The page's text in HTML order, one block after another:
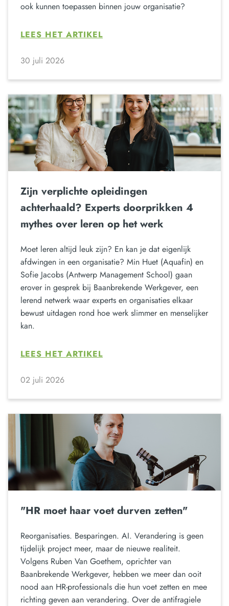
ook kunnen toepassen binnen jouw organisatie?
LEES HET ARTIKEL
30 juli 2026
Zijn verplichte opleidingen
achterhaald? Experts doorprikken 4
mythes over leren op het werk
Moet leren altijd leuk zijn? En kan je dat eigenlijk
afdwingen in een organisatie? Min Huet (Aquafin) en
Sofie Jacobs (Antwerp Management School) gaan
erover in gesprek bij Baanbrekende Werkgever, een
lerend netwerk waar experts en organisaties elkaar
bewust uitdagen rond hoe werk slimmer en menselijker
kan.
LEES HET ARTIKEL
02 juli 2026
"HR moet haar voet durven zetten"
Reorganisaties. Besparingen. AI. Verandering is geen
tijdelijk project meer, maar de nieuwe realiteit.
Volgens Ruben Van Goethem, oprichter van
Baanbrekende Werkgever, hebben we meer dan ooit
nood aan HR-professionals die hun voet zetten en mee
richting geven aan verandering. Over de antifragiele